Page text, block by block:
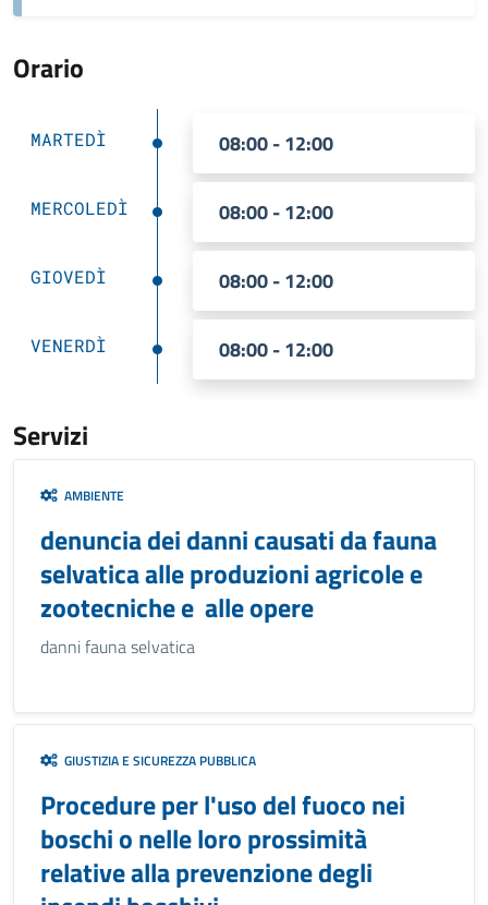
Orario
MARTEDÌ 08:00 - 12:00
MERCOLEDÌ 08:00 - 12:00
GIOVEDÌ 08:00 - 12:00
VENERDÌ 08:00 - 12:00
Servizi
AMBIENTE
denuncia dei danni causati da fauna
selvatica alle produzioni agricole e
zootecniche e alle opere
danni fauna selvatica
GIUSTIZIA E SICUREZZA PUBBLICA
Procedure per l'uso del fuoco nei
boschi o nelle loro prossimità
relative alla prevenzione degli